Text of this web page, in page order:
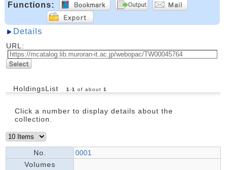
Functions:
Details
URL:
HoldingsList 1-1 of about 1
Click a number to display details about the
collection.
No.
0001
Volumes